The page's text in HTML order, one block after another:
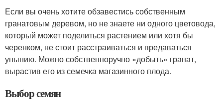
Если вы очень хотите обзавестись собственным
гранатовым деревом, но не знаете ни одного цветовода,
который может поделиться растением или хотя бы
черенком, не стоит расстраиваться и предаваться
унынию. Можно собственноручно «добыть» гранат,
вырастив его из семечка магазинного плода.
Выбор семян